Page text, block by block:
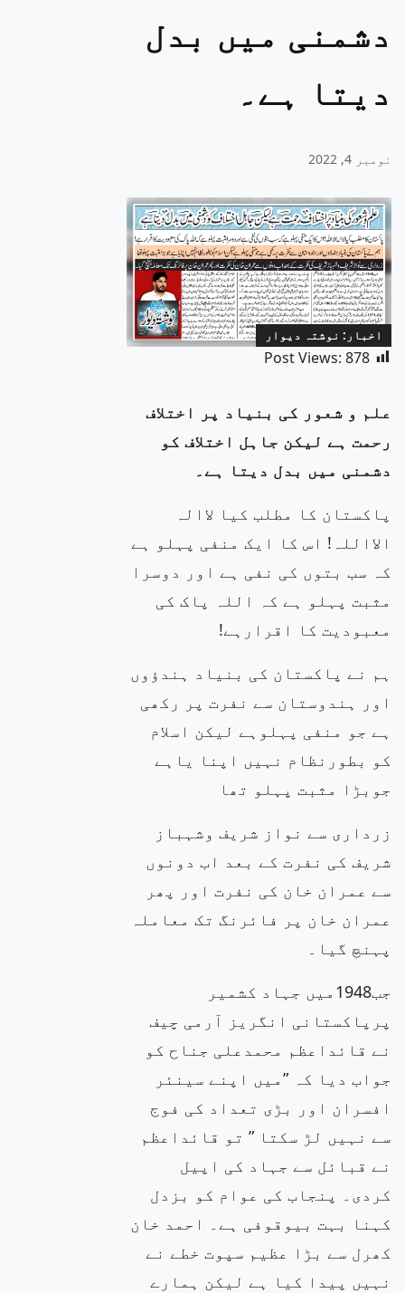
دشمنی میں بدل
دیتا ہے۔
نومبر 4, 2022
اخبار: نوشتہ دیوار
Post Views: 878
علم و شعور کی بنیاد پر اختلاف
رحمت ہے لیکن جاہل اختلاف کو
دشمنی میں بدل دیتا ہے۔
پاکستان کا مطلب کیا لاالہ
الااللہ! اس کا ایک منفی پہلو ہے
کہ سب بتوں کی نفی ہے اور دوسرا
مثبت پہلو ہے کہ اللہ پاک کی
معبودیت کا اقرارہے!
ہم نے پاکستان کی بنیاد ہندؤوں
اور ہندوستان سے نفرت پر رکھی
ہے جو منفی پہلوہے لیکن اسلام
کو بطورنظام نہیں اپنا یاہے
جوبڑا مثبت پہلو تھا
زرداری سے نواز شریف وشہباز
شریف کی نفرت کے بعد اب دونوں
سے عمران خان کی نفرت اور پھر
عمران خان پر فائرنگ تک معاملہ
پہنچ گیا۔
جب1948میں جہاد کشمیر
پرپاکستانی انگریز آرمی چیف
نے قائداعظم محمدعلی جناح کو
جواب دیا کہ ”میں اپنے سینئر
افسران اور بڑی تعداد کی فوج
سے نہیں لڑ سکتا ” تو قائداعظم
نے قبائل سے جہاد کی اپیل
کردی۔ پنجاب کی عوام کو بزدل
کہنا بہت بیوقوفی ہے۔ احمد خان
کھرل سے بڑا عظیم سپوت خطے نے
نہیں پیدا کیا ہے لیکن ہمارے